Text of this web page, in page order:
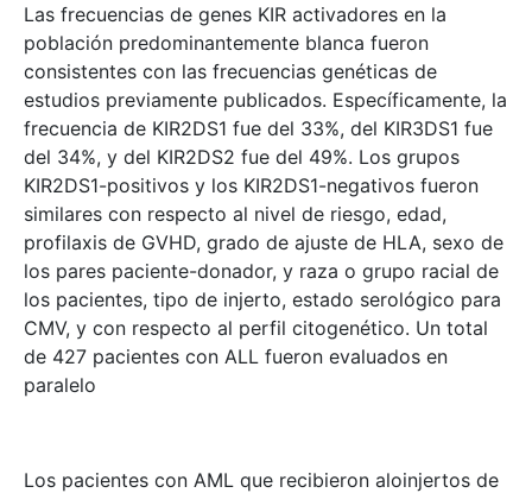
Las frecuencias de genes KIR activadores en la
población predominantemente blanca fueron
consistentes con las frecuencias genéticas de
estudios previamente publicados. Específicamente, la
frecuencia de KIR2DS1 fue del 33%, del KIR3DS1 fue
del 34%, y del KIR2DS2 fue del 49%. Los grupos
KIR2DS1-positivos y los KIR2DS1-negativos fueron
similares con respecto al nivel de riesgo, edad,
profilaxis de GVHD, grado de ajuste de HLA, sexo de
los pares paciente-donador, y raza o grupo racial de
los pacientes, tipo de injerto, estado serológico para
CMV, y con respecto al perfil citogenético. Un total
de 427 pacientes con ALL fueron evaluados en
paralelo
Los pacientes con AML que recibieron aloinjertos de